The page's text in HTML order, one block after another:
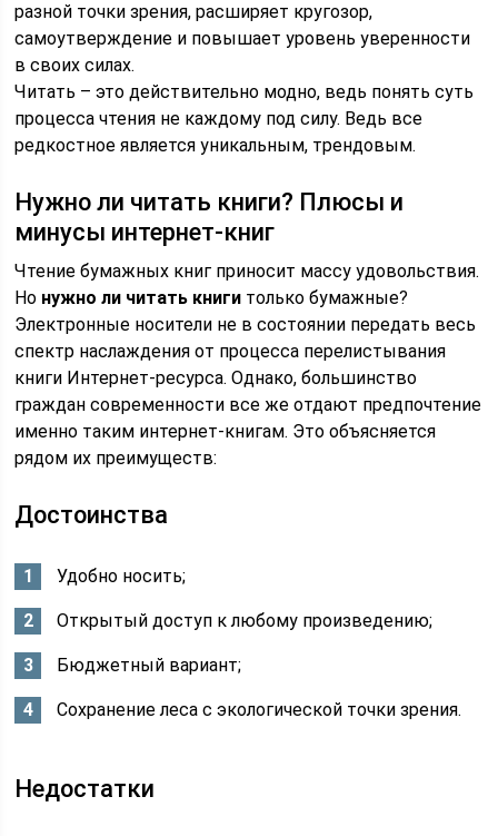
разной точки зрения, расширяет кругозор,
самоутверждение и повышает уровень уверенности
в своих силах.
Читать – это действительно модно, ведь понять суть
процесса чтения не каждому под силу. Ведь все
редкостное является уникальным, трендовым.
Нужно ли читать книги? Плюсы и
минусы интернет-книг
Чтение бумажных книг приносит массу удовольствия.
Но нужно ли читать книги только бумажные?
Электронные носители не в состоянии передать весь
спектр наслаждения от процесса перелистывания
книги Интернет-ресурса. Однако, большинство
граждан современности все же отдают предпочтение
именно таким интернет-книгам. Это объясняется
рядом их преимуществ:
Достоинства
Удобно носить;
Открытый доступ к любому произведению;
Бюджетный вариант;
Сохранение леса с экологической точки зрения.
Недостатки